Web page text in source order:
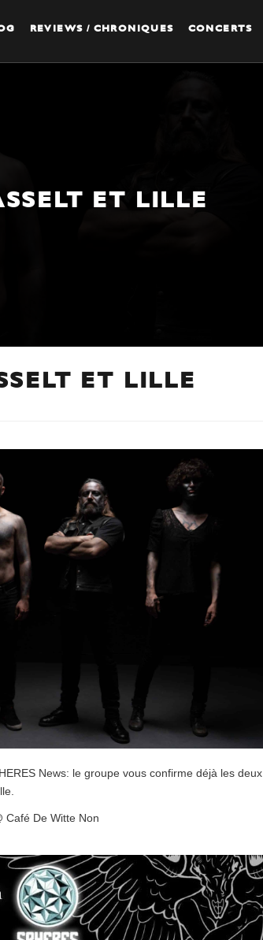
REVIEWS / CHRONIQUES CONCERTS
ET LILLE
ET LILLE
News: le groupe vous confirme déjà les deux
Café De Witte Non